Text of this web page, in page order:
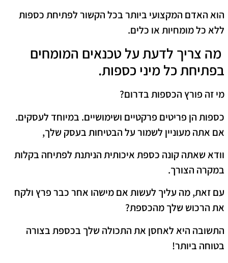
הוא האדם המקצועי ביותר בכל הקשור לפתיחת כספות
ללא כל מומחיות או כלים.
מה צריך לדעת על טכנאים המומחים
בפתיחת כל מיני כספות.
מי זה פורץ הכספות בדרום?
כספות הן פריטים פרקטיים ושימושיים. במיוחד לעסקים.
אם אתה מעוניין לשמור על הבטיחות בעסק שלך,
וודא שאתה קונה כספת איכותית הניתנת לפתיחה בקלות
במקרה הצורך.
עם זאת, מה עליך לעשות אם מישהו אחר כבר פרץ ולקח
את הרכוש שלך מהכספת?
התשובה היא לאחסן את התכולה שלך בכספת בצורה
בטוחה ביותר!